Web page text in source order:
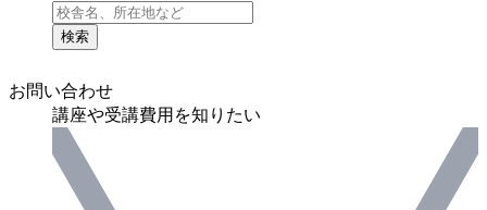
検索
お問い合わせ
講座や受講費用を知りたい